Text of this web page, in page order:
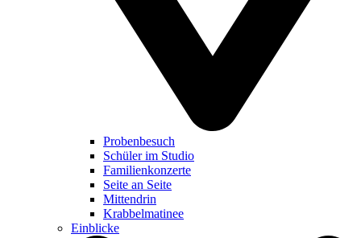
Probenbesuch
Schüler im Studio
Familienkonzerte
Seite an Seite
Mittendrin
Krabbelmatinee
Einblicke